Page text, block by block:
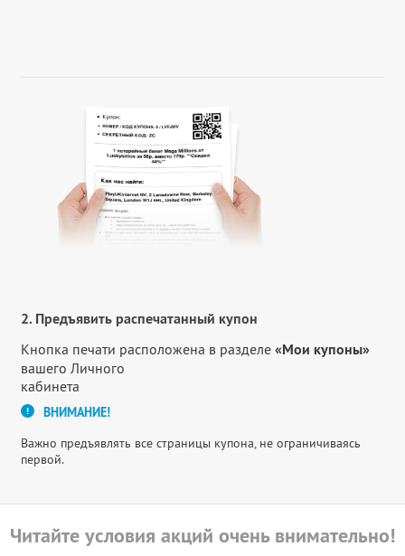
2. Предъявить распечатанный купон
Кнопка печати расположена в разделе «Мои купоны»
вашего Личного
кабинета
ВНИМАНИЕ!
Важно предъявлять все страницы купона, не ограничиваясь
первой.
Читайте условия акций очень внимательно!